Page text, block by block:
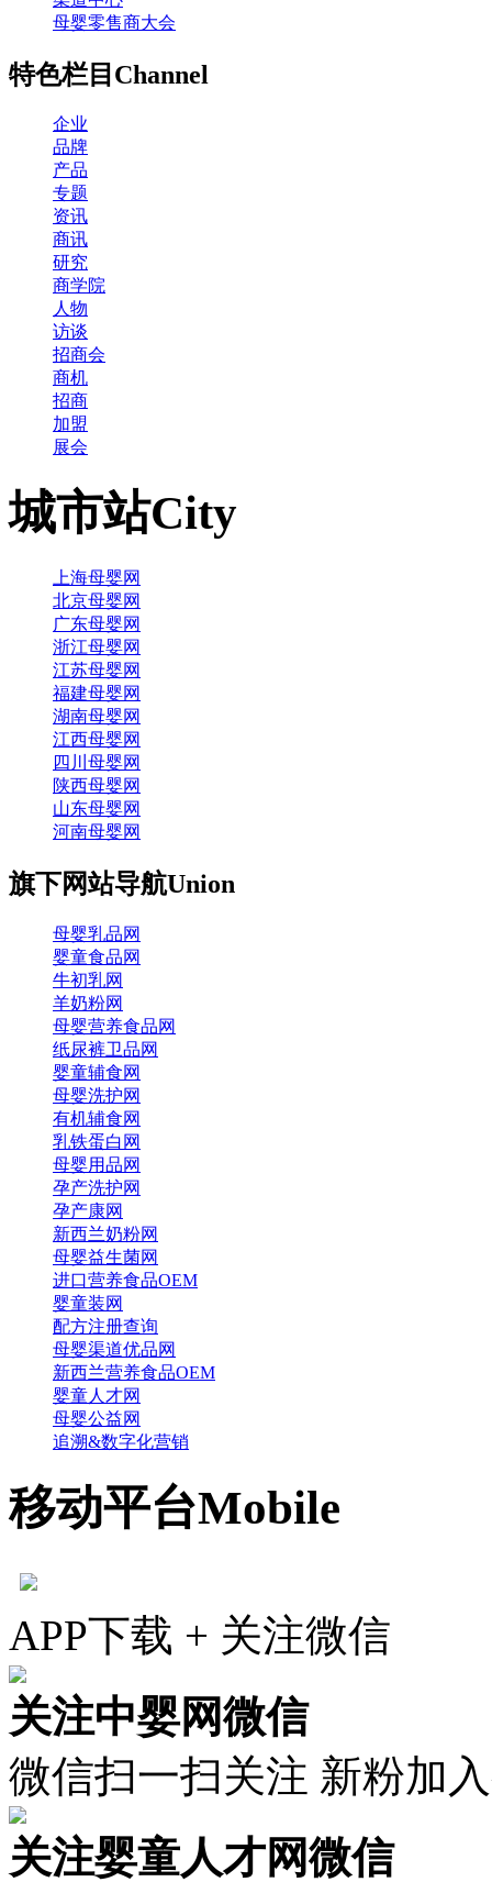
母婴零售商大会
特色栏目 Channel
企业
品牌
产品
专题
资讯
商讯
研究
商学院
人物
访谈
招商会
商机
招商
加盟
展会
城市站City
上海母婴网
北京母婴网
广东母婴网
浙江母婴网
江苏母婴网
福建母婴网
湖南母婴网
江西母婴网
四川母婴网
陕西母婴网
山东母婴网
河南母婴网
旗下网站导航Union
母婴乳品网
婴童食品网
牛初乳网
羊奶粉网
母婴营养食品网
纸尿裤卫品网
婴童辅食网
母婴洗护网
有机辅食网
乳铁蛋白网
母婴用品网
孕产洗护网
孕产康网
新西兰奶粉网
母婴益生菌网
进口营养食品OEM
婴童装网
配方注册查询
母婴渠道优品网
新西兰营养食品OEM
婴童人才网
母婴公益网
追溯&数字化营销
移动平台Mobile
APP下载 + 关注微信
关注中婴网微信
微信扫一扫关注 新粉加
关注婴童人才网微信